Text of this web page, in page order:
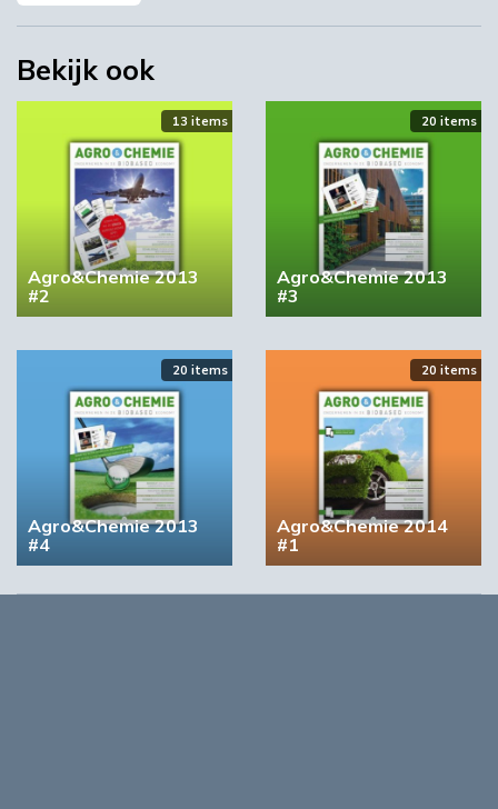
Maternushaus
Kardinal-Frings-Straße
Plan je route
Bekijk ook
13 items
Agro&Chemie 2013
#2
20 items
Agro&Chemie 2013
#3
20 items
Agro&Chemie 2013
#4
20 items
Agro&Chemie 2014
#1